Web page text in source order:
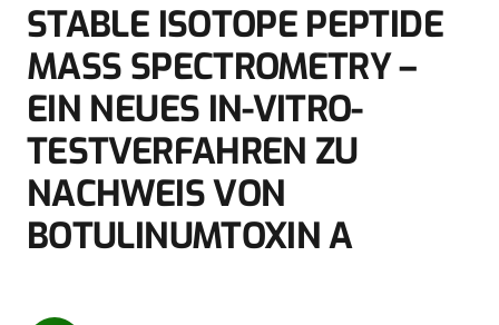
STABLE ISOTOPE PEPTIDE
MASS SPECTROMETRY –
EIN NEUES IN-VITRO-
TESTVERFAHREN ZU
NACHWEIS VON
BOTULINUMTOXIN A